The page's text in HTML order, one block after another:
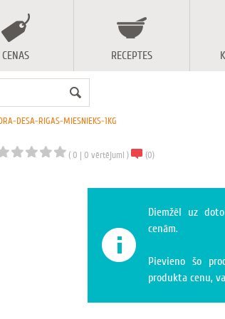
CENAS RECEPTES
DESA-RIGAS-MIESNIEKS-1KG
( 0 | 0 vērtējumi ) (0)
Diemžēl uz
cenām.
Pievieno šo
produkta cenu,